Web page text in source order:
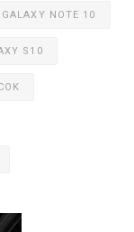
NOTE 10
S10